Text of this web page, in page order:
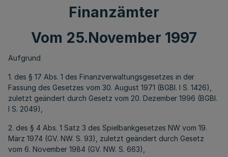
Finanzämter
Vom 25.November 1997
Aufgrund
1. des § 17 Abs. 1 des Finanzverwaltungsgesetzes in der
Fassung des Gesetzes vom 30. August 1971 (BGBl. I S. 1426),
zuletzt geändert durch Gesetz vom 20. Dezember 1996 (BGBl.
I S. 2049),
2. des § 4 Abs. 1 Satz 3 des Spielbankgesetzes NW vom 19.
März 1974 (GV. NW. S. 93), zuletzt geändert durch Gesetz
vom 6. November 1984 (GV. NW. S. 663),